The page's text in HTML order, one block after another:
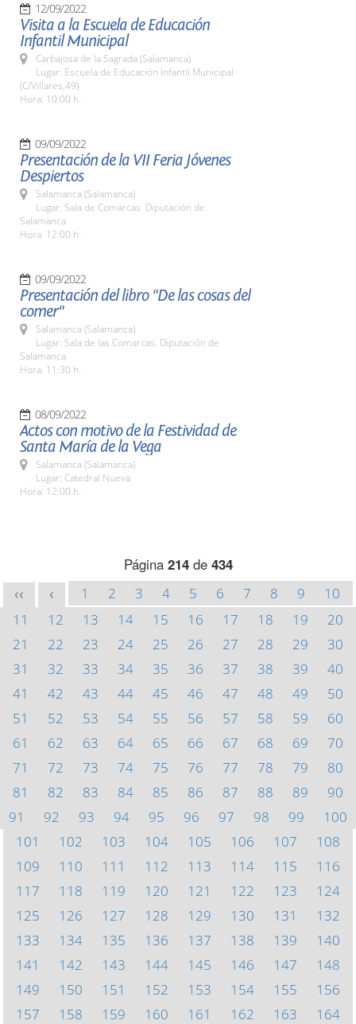
12/09/2022
Visita a la Escuela de Educación
Infantil Municipal
Carbajosa de la Sagrada (Salamanca)
Lugar: Escuela de Educación Infantil Municipal
(C/Villares,49)
Hora: 10:00 h.
09/09/2022
Presentación de la VII Feria Jóvenes
Despiertos
Salamanca (Salamanca)
Lugar: Sala de Comarcas. Diputación de
Salamanca
Hora: 12:00 h.
09/09/2022
Presentación del libro "De las cosas del
comer"
Salamanca (Salamanca)
Lugar: Sala de las Comarcas. Diputación de
Salamanca
Hora: 11:30 h.
08/09/2022
Actos con motivo de la Festividad de
Santa María de la Vega
Salamanca (Salamanca)
Lugar: Catedral Nueva
Hora: 12:00 h.
Página 214de 434
<< < 1 2 3 4 5 6 7 8 9
10
11
12 13 14 15 16 17 18 19
20
21
22 23 24 25 26 27 28 29
30
31
32 33 34 35 36 37 38 39
40
41
42 43 44 45 46 47 48 49
50
51
52 53 54 55 56 57 58 59
60
61
62 63 64 65 66 67 68 69
70
71
72 73 74 75 76 77 78 79
80
81
82 83 84 85 86 87 88 89
90
91
92 93 94 95 96 97 98 99
100
101
102 103 104 105 106 107
108
109
110 111 112 113 114 115
116
117
118 119 120 121 122 123
124
125
126 127 128 129 130 131
132
133
134 135 136 137 138 139
140
141
142 143 144 145 146 147
148
149
150 151 152 153 154 155
156
157
158 159 160 161 162 163
164